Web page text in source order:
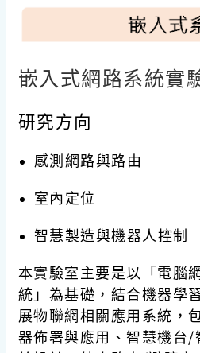
嵌入式網路系統實
研究方向
感測網路與路由
室內定位
智慧製造與機器人控制
本實驗室主要是以「電腦
統」為基礎，結合機器學
展物聯網相關應用系統，
器佈署與應用、智慧機台/